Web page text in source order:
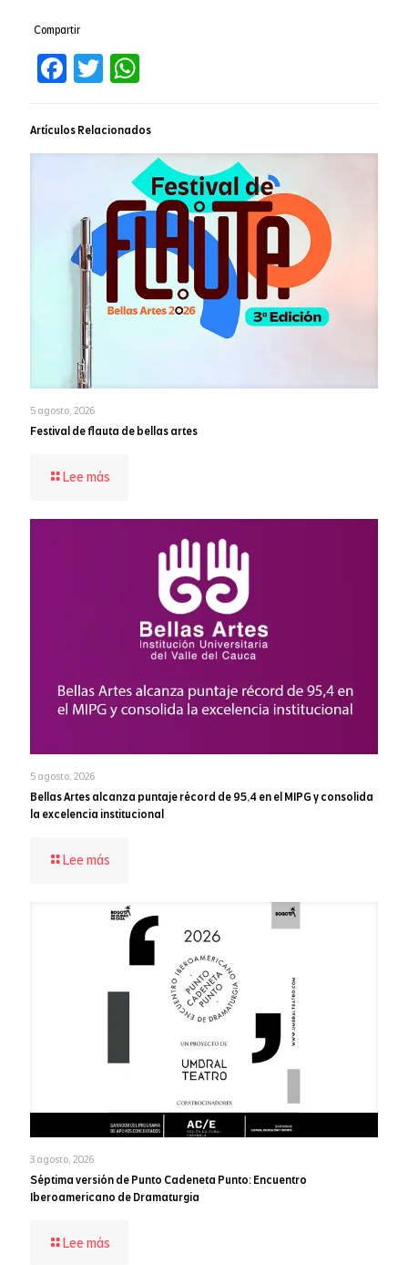
Compartir
Facebook
TwitterWhatsApp
Artículos Relacionados
5 agosto, 2026
Festival de flauta de bellas artes
Lee más
5 agosto, 2026
Bellas Artes alcanza puntaje récord de 95,4 en el MIPG y consolida
la excelencia institucional
Lee más
alcanza
puntaje
récord
en
consolida
institucional
3 agosto, 2026
Séptima versión de Punto Cadeneta Punto: Encuentro
Iberoamericano de Dramaturgia
Lee más